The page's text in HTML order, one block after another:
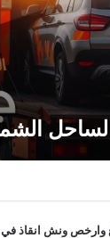
وارخص ونش انقاذفي